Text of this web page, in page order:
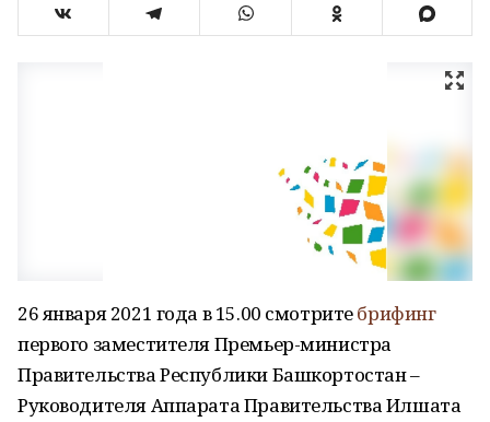
26 января 2021 года в 15.00 смотритебрифинг
первого заместителя Премьер-министра
Правительства Республики Башкортостан –
Руководителя Аппарата Правительства Илшата